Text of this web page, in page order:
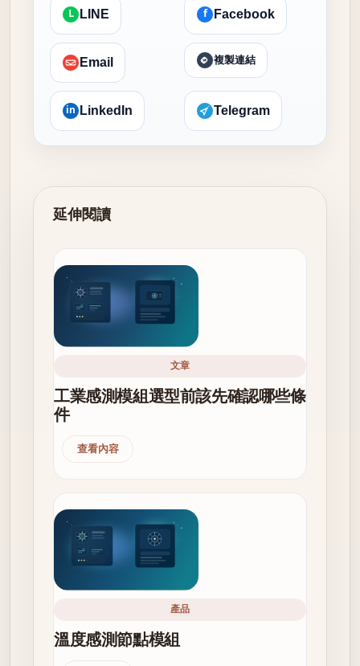
L LINE f Facebook
Email 複製連結
in LinkedIn Telegram
延伸閱讀
文章
工業感測模組選型前該先確認哪些條
件
查看內容
產品
溫度感測節點模組